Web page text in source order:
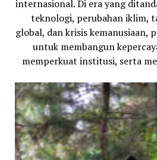
internasional. Di era yang
teknologi, perubahan iklim,
global, dan krisis
untuk membangun
memperkuat institusi, serta